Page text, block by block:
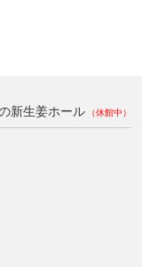
新生姜ホール